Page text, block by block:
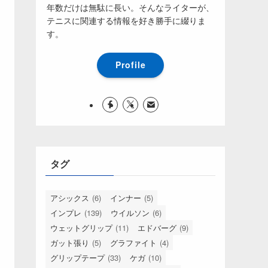
年数だけは無駄に長い。そんなライターが、
テニスに関連する情報を好き勝手に綴りま
す。
Profile
タグ
アシックス (6) インナー (5)
インプレ (139) ウイルソン (6)
ウェットグリップ (11) エドバーグ (9)
ガット張り (5) グラファイト (4)
グリップテープ (33) ケガ (10)